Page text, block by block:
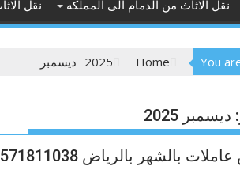
نقل الاثاث من الدمام الى المملكه نقل
You
Home
2025 ديسمبر
ديسمبر 2025
بالشهر بالرياض 0571811038